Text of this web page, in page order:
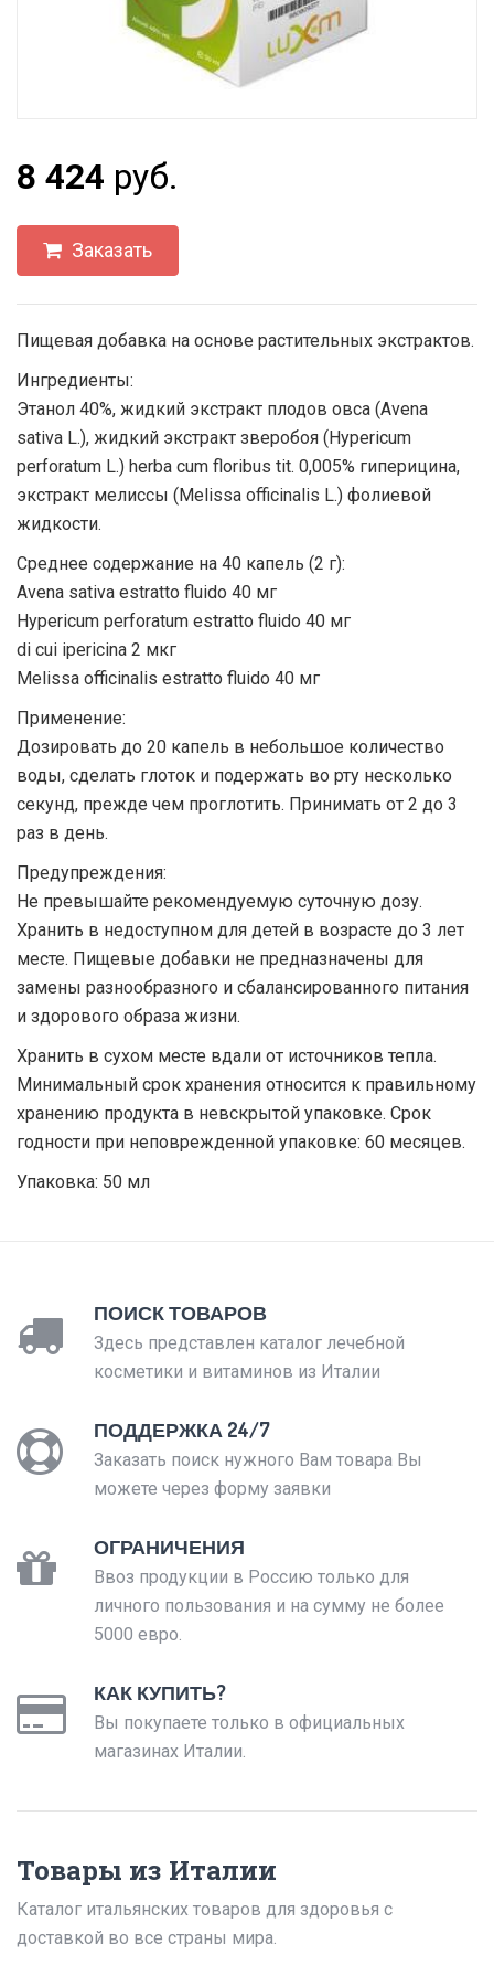
8 424 руб.
Заказать
Пищевая добавка на основе растительных экстрактов.
Ингредиенты:
Этанол 40%, жидкий экстракт плодов овса (Avena
sativa L.), жидкий экстракт зверобоя (Hypericum
perforatum L.) herba cum floribus tit. 0,005% гиперицина,
экстракт мелиссы (Melissa officinalis L.) фолиевой
жидкости.
Среднее содержание на 40 капель (2 г):
Avena sativa estratto fluido 40 мг
Hypericum perforatum estratto fluido 40 мг
di cui ipericina 2 мкг
Melissa officinalis estratto fluido 40 мг
Применение:
Дозировать до 20 капель в небольшое количество
воды, сделать глоток и подержать во рту несколько
секунд, прежде чем проглотить. Принимать от 2 до 3
раз в день.
Предупреждения:
Не превышайте рекомендуемую суточную дозу.
Хранить в недоступном для детей в возрасте до 3 лет
месте. Пищевые добавки не предназначены для
замены разнообразного и сбалансированного питания
и здорового образа жизни.
Хранить в сухом месте вдали от источников тепла.
Минимальный срок хранения относится к правильному
хранению продукта в невскрытой упаковке. Срок
годности при неповрежденной упаковке: 60 месяцев.
Упаковка: 50 мл
ПОИСК ТОВАРОВ
Здесь представлен каталог лечебной
косметики и витаминов из Италии
ПОДДЕРЖКА 24/7
Заказать поиск нужного Вам товара Вы
можете через форму заявки
ОГРАНИЧЕНИЯ
Ввоз продукции в Россию только для
личного пользования и на сумму не более
5000 евро.
КАК КУПИТЬ?
Вы покупаете только в официальных
магазинах Италии.
Товары из Италии
Каталог итальянских товаров для здоровья с
доставкой во все страны мира.